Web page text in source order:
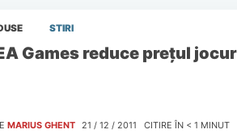
STIRI
Games reduce preţul
MARIUS GHENT 21 / 12 / 2011 CITIRE ÎN < 1 MINUT